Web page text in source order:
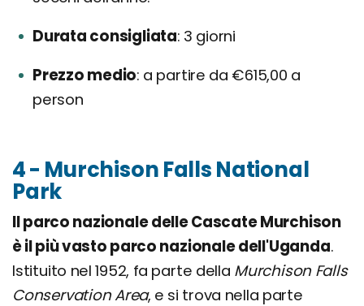
Durata consigliata 3 giorni
Prezzo medio a partire da €615,00 a
person
4 - Murchison Falls National
Park
Il parco nazionale delle Cascate Murchison
è il più vasto parco nazionale dell'Uganda.
Istituito nel 1952, fa parte della Murchison Falls
Conservation Area, e si trova nella parte